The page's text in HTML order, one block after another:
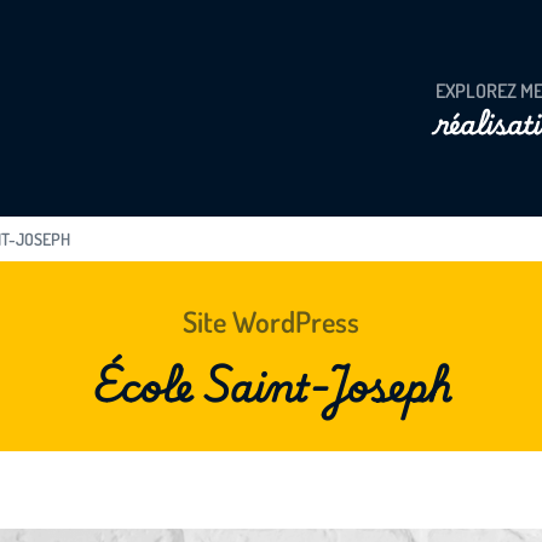
EXPLOREZ
JOSEPH
Site WordPress
École Saint-Joseph